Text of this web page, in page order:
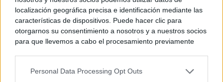
localización geográfica precisa e identificación mediante las
características de dispositivos. Puede hacer clic para
otorgarnos su consentimiento a nosotros y a nuestros socios
para que llevemos a cabo el procesamiento previamente
negar su consentimiento. Tenga en cuenta que algún
Personal Data Processing Opt Outs